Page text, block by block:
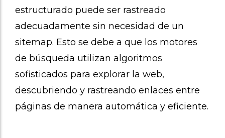
estructurado puede ser rastreado
adecuadamente sin necesidad de un
sitemap. Esto se debe a que los motores
de búsqueda utilizan algoritmos
sofisticados para explorar la web,
descubriendo y rastreando enlaces entre
páginas de manera automática y eficiente.